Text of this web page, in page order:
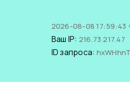
2026-08-08 17:59:43
Ваш IP: 216.73.217.47
ID запроса: